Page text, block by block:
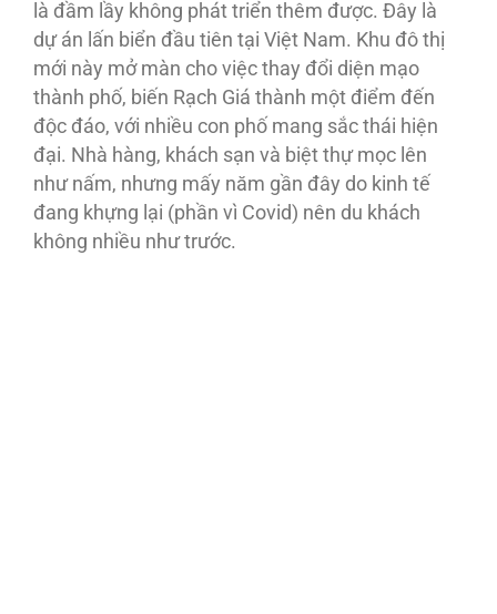
là đầm lầy không phát triển thêm được. Đây là
dự án lấn biển đầu tiên tại Việt Nam. Khu đô thị
mới này mở màn cho việc thay đổi diện mạo
thành phố, biến Rạch Giá thành một điểm đến
độc đáo, với nhiều con phố mang sắc thái hiện
đại. Nhà hàng, khách sạn và biệt thự mọc lên
như nấm, nhưng mấy năm gần đây do kinh tế
đang khựng lại (phần vì Covid) nên du khách
không nhiều như trước.